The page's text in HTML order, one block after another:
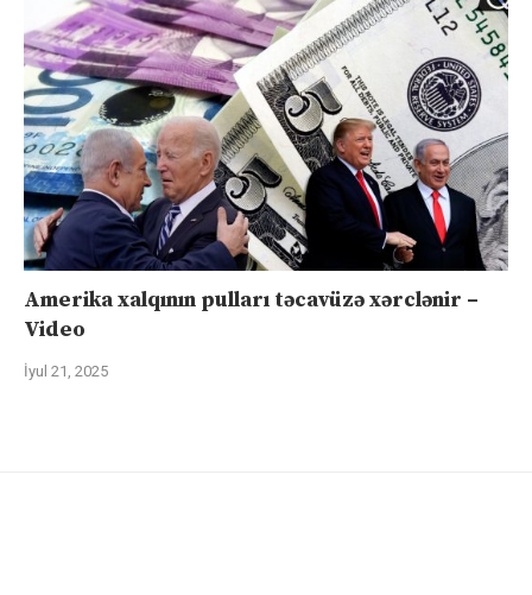
Amerika xalqının pulları təcavüzə xərclənir –
Video
İyul 21, 2025